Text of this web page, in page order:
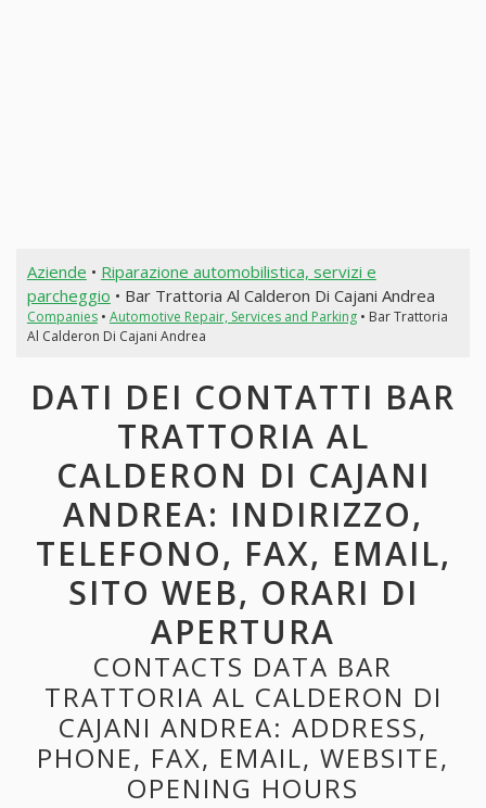
Aziende • Riparazione automobilistica, servizi e
parcheggio • Bar Trattoria Al Calderon Di Cajani Andrea
Companies• Automotive Repair, Services and Parking• Bar Trattoria
Al Calderon Di Cajani Andrea
DATI DEI CONTATTI BAR
TRATTORIA AL
CALDERON DI CAJANI
ANDREA: INDIRIZZO,
TELEFONO, FAX, EMAIL,
SITO WEB, ORARI DI
APERTURA
CONTACTS DATA BAR
TRATTORIA AL CALDERON DI
CAJANI ANDREA: ADDRESS,
PHONE, FAX, EMAIL, WEBSITE,
OPENING HOURS